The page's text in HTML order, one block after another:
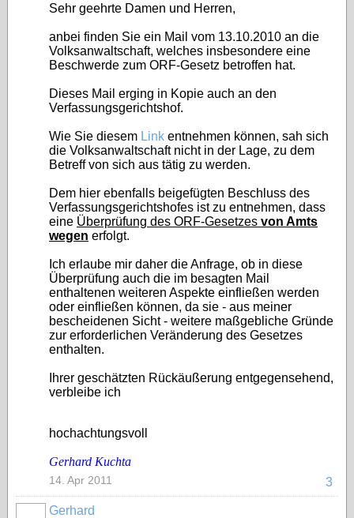
Sehr geehrte Damen und Herren,
anbei finden Sie ein Mail vom 13.10.2010 an die
Volksanwaltschaft, welches insbesondere eine
Beschwerde zum ORF-Gesetz betroffen hat.
Dieses Mail erging in Kopie auch an den
Verfassungsgerichtshof.
Wie Sie diesem Link entnehmen können, sah sich
die Volksanwaltschaft nicht in der Lage, zu dem
Betreff von sich aus tätig zu werden.
Dem hier ebenfalls beigefügten Beschluss des
Verfassungsgerichtshofes ist zu entnehmen, dass
eine Überprüfung des ORF-Gesetzes von Amts
wegen erfolgt.
Ich erlaube mir daher die Anfrage, ob in diese
Überprüfung auch die im besagten Mail
enthaltenen weiteren Aspekte einfließen werden
oder einfließen können, da sie - aus meiner
bescheidenen Sicht - weitere maßgebliche Gründe
zur erforderlichen Veränderung des Gesetzes
enthalten.
Ihrer geschätzten Rückäußerung entgegensehend,
verbleibe ich
hochachtungsvoll
Gerhard Kuchta
3
14. Apr 2011
Gerhard